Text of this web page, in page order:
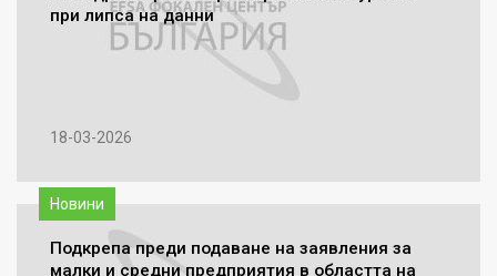
при липса на данни
18-03-2026
Новини
Подкрепа преди подаване на заявления за
малки и средни предприятия в областта на